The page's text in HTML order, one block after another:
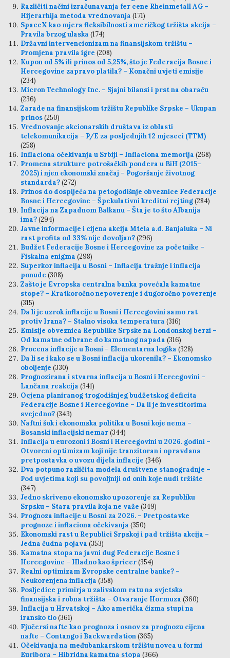
Različiti načini izračunavanja fer cene Rheinmetall AG –
Hijerarhija metoda vrednovanja (171)
SpaceX kao mjera fleksibilnosti američkog tržišta akcija –
Pravila brzog ulaska (174)
Državni intervencionizam na finansijskom tržištu –
Promjena pravila igre (208)
Kupon od 5% ili prinos od 5,25%, što je Federacija Bosne i
Hercegovine zapravo platila? – Konačni uvjeti emisije
(234)
Micron Technology Inc. – Sjajni bilansi i prst na obaraču
(236)
Zarade na finansijskom tržištu Republike Srpske – Ukupan
prinos(250)
Vrednovanje akcionarskih društava iz oblasti
telekomunikacija – P/E za posljednjih 12 mjeseci (TTM)
(258)
Inflaciona očekivanja u Srbiji – Inflaciona memorija (268)
Promena strukture potrošačkih pondera u BiH (2015–
2025) i njen ekonomski značaj – Pogoršanje životnog
standarda?(272)
Prinos do dospijeća na petogodišnje obveznice Federacije
Bosne i Hercegovine – Špekulativni kreditni rejting(284)
Inflacija na Zapadnom Balkanu – Šta je to što Albanija
ima?(294)
Javne informacije i cijena akcija Mtela a.d. Banjaluka – Ni
rast profita od 33% nije dovoljan?(296)
Budžet Federacije Bosne i Hercegovine za početnike –
Fiskalna enigma (298)
Superkor inflacija u Bosni – Inflacija tražnje i inflacija
ponude (308)
Zašto je Evropska centralna banka povećala kamatne
stope? – Kratkoročno nepoverenje i dugoročno poverenje
(315)
Da li je uzrok inflacije u Bosni i Hercegovini samo rat
protiv Irana? – Stalno visoka temperatura (316)
Emisije obveznica Republike Srpske na Londonskoj berzi –
Od kamatne odbrane do kamatnog napada (316)
Procena inflacije u Bosni – Elementarna logika (328)
Da li se i kako se u Bosni inflacija ukorenila? – Ekonomsko
oboljenje (330)
Prognozirana i stvarna inflacija u Bosni i Hercegovini –
Lančana reakcija (341)
Ocjena planiranog trogodišnjeg budžetskog deficita
Federacije Bosne i Hercegovine – Da li je investitorima
svejedno?(343)
Naftni šok i ekonomska politika u Bosni koje nema –
Bosanski inflacijski nemar(344)
Inflacija u eurozoni i Bosni i Hercegovini u 2026. godini –
Otvoreni optimizam koji nije tranzitoran i opravdana
pretpostavka o uvozu dijela inflacije (346)
Dva potpuno različita modela društvene stanogradnje –
Pod uvjetima koji su povoljniji od onih koje nudi tržište
(347)
Jedno skriveno ekonomsko upozorenje za Republiku
Srpsku – Stara pravila koja ne važe (349)
Prognoza inflacije u Bosni za 2026. – Pretpostavke
prognoze i inflaciona očekivanja (350)
Ekonomski rast u Republici Srpskoj i pad tržišta akcija –
Jedna čudna pojava (353)
Kamatna stopa na javni dug Federacije Bosne i
Hercegovine – Hladno kao špricer(354)
Realni optimizam Evropske centralne banke? –
Neukorenjena inflacija (358)
Posljedice primirja u zalivskom ratu na svjetska
finansijska i robna tržišta – Otvaranje Hormuza (360)
Inflacija u Hrvatskoj – Ako američka čizma stupi na
iransko tlo(361)
Fjučersi nafte kao prognoza i osnov za prognozu cijena
nafte – Contango i Backwardation(365)
Očekivanja na međubankarskom tržištu novca u formi
Euribora – Hibridna kamatna stopa (366)